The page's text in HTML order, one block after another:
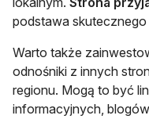
podstawa
Warto także
odnośniki z innych
regionu. Mogą to być
informacyjnych,